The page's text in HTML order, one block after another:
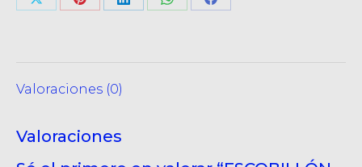
CompartirCompartirCompartirCompartirCompartir
Valoraciones (0)
Valoraciones